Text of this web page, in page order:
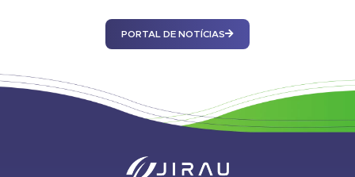
PORTAL DE NOTÍCIAS